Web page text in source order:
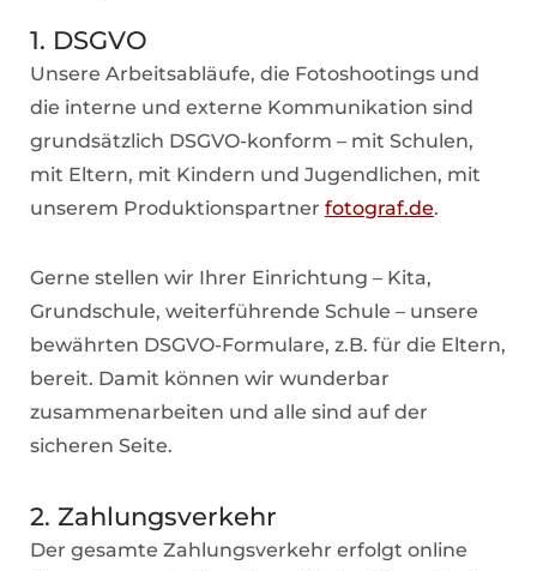
1. DSGVO
Unsere Arbeitsabläufe, die Fotoshootings und
die interne und externe Kommunikation sind
grundsätzlich DSGVO-konform – mit Schulen,
mit Eltern, mit Kindern und Jugendlichen, mit
unserem Produktionspartner fotograf.de.
Gerne stellen wir Ihrer Einrichtung – Kita,
Grundschule, weiterführende Schule – unsere
bewährten DSGVO-Formulare, z.B. für die Eltern,
bereit. Damit können wir wunderbar
zusammenarbeiten und alle sind auf der
sicheren Seite.
2. Zahlungsverkehr
Der gesamte Zahlungsverkehr erfolgt online